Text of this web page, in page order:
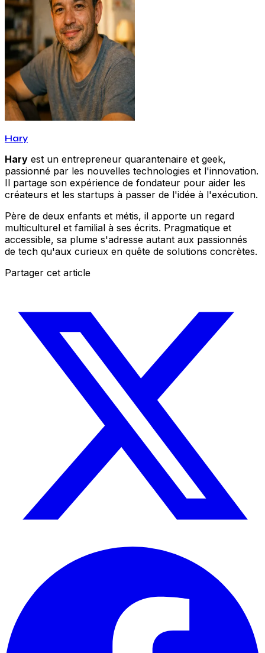
Hary
Hary est un entrepreneur quarantenaire et geek,
passionné par les nouvelles technologies et l'innovation.
Il partage son expérience de fondateur pour aider les
créateurs et les startups à passer de l'idée à l'exécution.
Père de deux enfants et métis, il apporte un regard
multiculturel et familial à ses écrits. Pragmatique et
accessible, sa plume s'adresse autant aux passionnés
de tech qu'aux curieux en quête de solutions concrètes.
Partager cet article